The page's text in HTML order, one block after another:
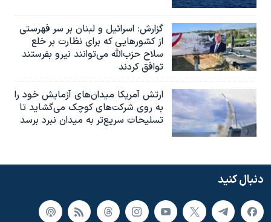
گزارش‌: اسرائيل و لبنان بر سر فهرستی
از کشورهایی که برای نظارت بر خلع
سلاح حزب‌الله می‌توانند نیرو بفرستند
توافق کردند
ارتش آمریکا میدان‌های آزمایش خود را
به روی شرکت‌های کوچک می‌گشاید تا
تسلیحات سریع‌تر به میدان نبرد برسد
دنبال کنید